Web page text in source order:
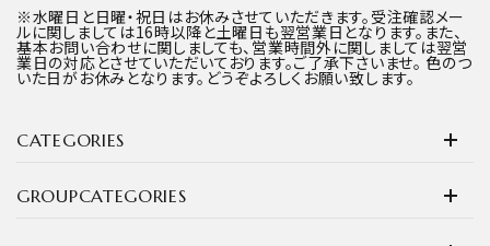
CATEGORIES
GROUPCATEGORIES
※水曜日と日曜・祝日はお休みさせていただきます。受注確認メー
ルに関しましては16時以降と土曜日も翌営業日となります。また、
基本お問い合わせに関しましても、営業時間外に関しましては翌営
業日の対応とさせていただいております。ご了承下さいませ。 色のつ
いた日がお休みとなります。どうぞよろしくお願い致します。